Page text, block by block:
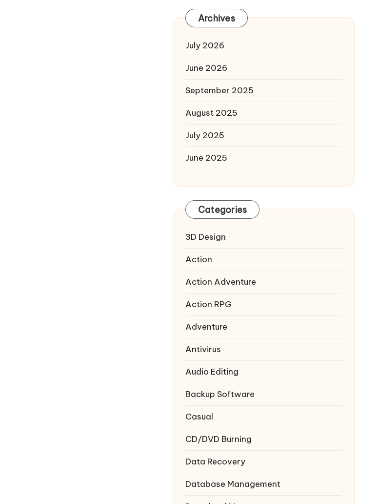
Archives
July 2026
June 2026
September 2025
August 2025
July 2025
June 2025
Categories
3D Design
Action
Action Adventure
Action RPG
Adventure
Antivirus
Audio Editing
Backup Software
Casual
CD/DVD Burning
Data Recovery
Database Management